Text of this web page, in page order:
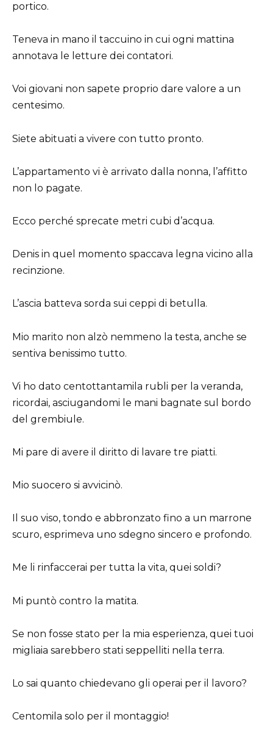
portico.
Teneva in mano il taccuino in cui ogni mattina
annotava le letture dei contatori.
Voi giovani non sapete proprio dare valore a un
centesimo.
Siete abituati a vivere con tutto pronto.
L’appartamento vi è arrivato dalla nonna, l’affitto
non lo pagate.
Ecco perché sprecate metri cubi d’acqua.
Denis in quel momento spaccava legna vicino alla
recinzione.
L’ascia batteva sorda sui ceppi di betulla.
Mio marito non alzò nemmeno la testa, anche se
sentiva benissimo tutto.
Vi ho dato centottantamila rubli per la veranda,
ricordai, asciugandomi le mani bagnate sul bordo
del grembiule.
Mi pare di avere il diritto di lavare tre piatti.
Mio suocero si avvicinò.
Il suo viso, tondo e abbronzato fino a un marrone
scuro, esprimeva uno sdegno sincero e profondo.
Me li rinfaccerai per tutta la vita, quei soldi?
Mi puntò contro la matita.
Se non fosse stato per la mia esperienza, quei tuoi
migliaia sarebbero stati seppelliti nella terra.
Lo sai quanto chiedevano gli operai per il lavoro?
Centomila solo per il montaggio!